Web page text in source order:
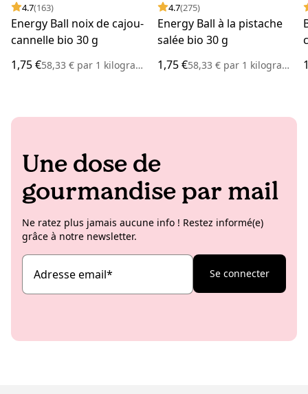
4.7(163)
Energy Ball noix de cajou-
cannelle bio 30 g
1,75 €58,33 € par 1 kilogramme
4.7(275)
Energy Ball à la pistache
salée bio 30 g
1,75 €58,33 € par1 kilogramme
Une dose de
gourmandise par mail
Ne ratez plus jamais aucune info ! Restez informé(e)
grâce à notre newsletter.
Adresse email* Se connecter